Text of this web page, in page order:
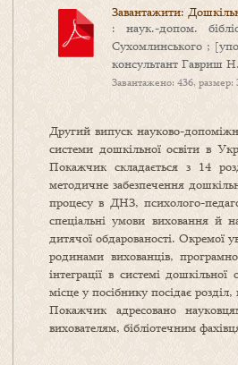
Завантажити:
: наук.-допом.
Сухомлинського ;
консультант Гавриш
Завантажено: 436,
Другий випуск науково-
системи дошкільної освіти в
Покажчик складається з 14
методичне забезпечення
процесу в ДНЗ, психолого-
спеціальні умови виховання й
дитячої обдарованості. Окремої
родинами вихованців,
інтеграції в системі
місце у посібнику посідає
Покажчик адресовано
вихователям, бібліотечним